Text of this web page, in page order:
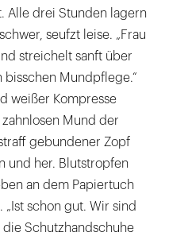
Alle drei Stunden lagern
seufzt leise. „Frau
streichelt sanft über
bisschen Mundpflege.“
weißer Kompresse
Mund der
gebundener Zopf
und her. Blutstropfen
an dem Papiertuch
schon gut. Wir sind
Schutzhandschuhe